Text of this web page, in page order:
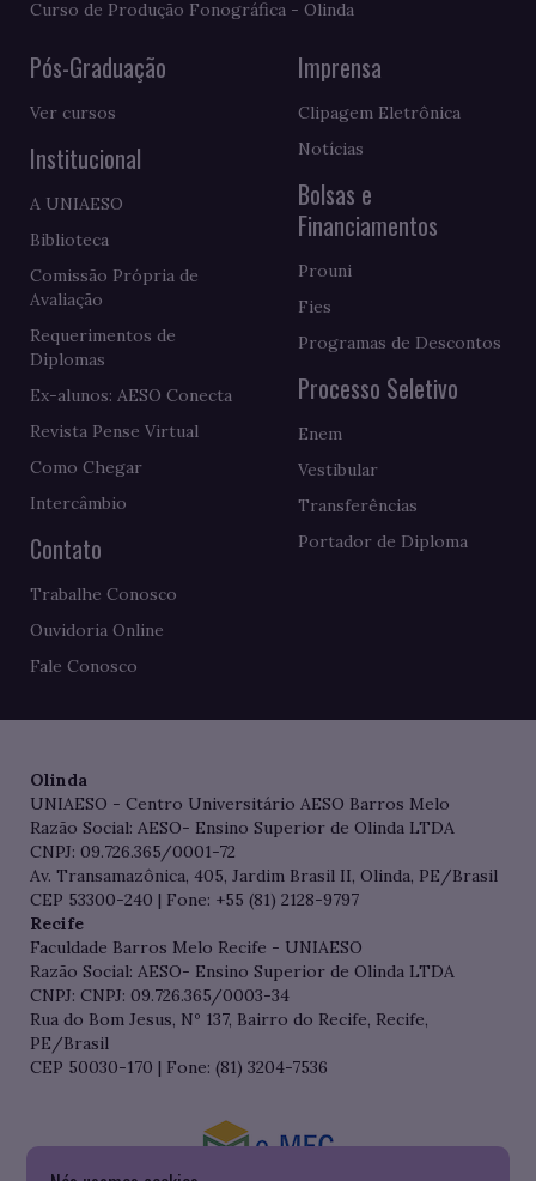
Curso de Produção Fonográfica - Olinda
Pós-Graduação
Ver cursos
Institucional
A UNIAESO
Biblioteca
Comissão Própria de
Avaliação
Requerimentos de
Diplomas
Ex-alunos: AESO Conecta
Revista Pense Virtual
Como Chegar
Intercâmbio
Contato
Trabalhe Conosco
Ouvidoria Online
Fale Conosco
Imprensa
Clipagem Eletrônica
Notícias
Bolsas e
Financiamentos
Prouni
Fies
Programas de Descontos
Processo Seletivo
Enem
Vestibular
Transferências
Portador de Diploma
Olinda
UNIAESO - Centro Universitário AESO Barros Melo
Razão Social: AESO- Ensino Superior de Olinda LTDA
CNPJ: 09.726.365/0001-72
Av. Transamazônica, 405, Jardim Brasil II, Olinda, PE/Brasil
CEP 53300-240 | Fone: +55 (81) 2128-9797
Recife
Faculdade Barros Melo Recife - UNIAESO
Razão Social: AESO- Ensino Superior de Olinda LTDA
CNPJ: CNPJ: 09.726.365/0003-34
Rua do Bom Jesus, Nº 137, Bairro do Recife, Recife,
PE/Brasil
CEP 50030-170 | Fone: (81) 3204-7536
Consulte o cadastro da Instituição no Sistema do e-MEC